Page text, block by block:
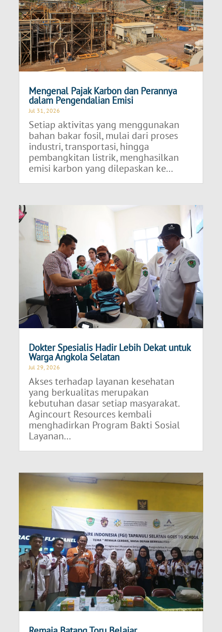
Mengenal Pajak Karbon dan Perannya
dalam Pengendalian Emisi
Jul 31, 2026
Setiap aktivitas yang menggunakan
bahan bakar fosil, mulai dari proses
industri, transportasi, hingga
pembangkitan listrik, menghasilkan
emisi karbon yang dilepaskan ke...
Dokter Spesialis Hadir Lebih Dekat untuk
Warga Angkola Selatan
Jul 29, 2026
Akses terhadap layanan kesehatan
yang berkualitas merupakan
kebutuhan dasar setiap masyarakat.
Agincourt Resources kembali
menghadirkan Program Bakti Sosial
Layanan...